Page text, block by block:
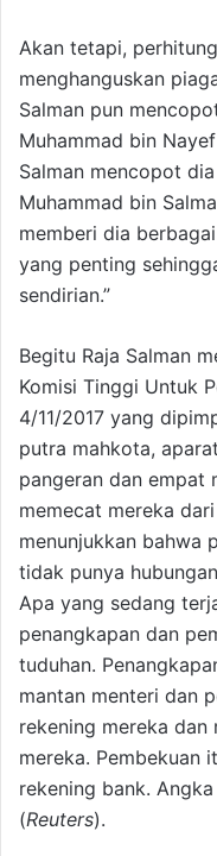
Akan tetapi,
menghanguskan
Salman pun
Muhammad bin
Salman mencopot
Muhammad bin
memberi dia
yang penting
sendirian.”
Begitu Raja Salman
Komisi Tinggi Untuk
4/11/2017 yang
putra mahkota,
pangeran dan empat
memecat mereka
menunjukkan bahwa
tidak punya
Apa yang sedang
penangkapan dan
tuduhan.
mantan menteri dan
rekening mereka
mereka. Pembekuan
rekening bank.
(Reuters).